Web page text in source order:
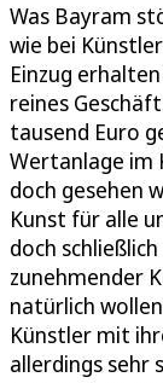
Was Bayram
wie bei
Einzug
reines
tausend Euro
Wertanlage im
doch gesehen
Kunst für alle
doch
zunehmender
natürlich
Künstler mit
allerdings sehr